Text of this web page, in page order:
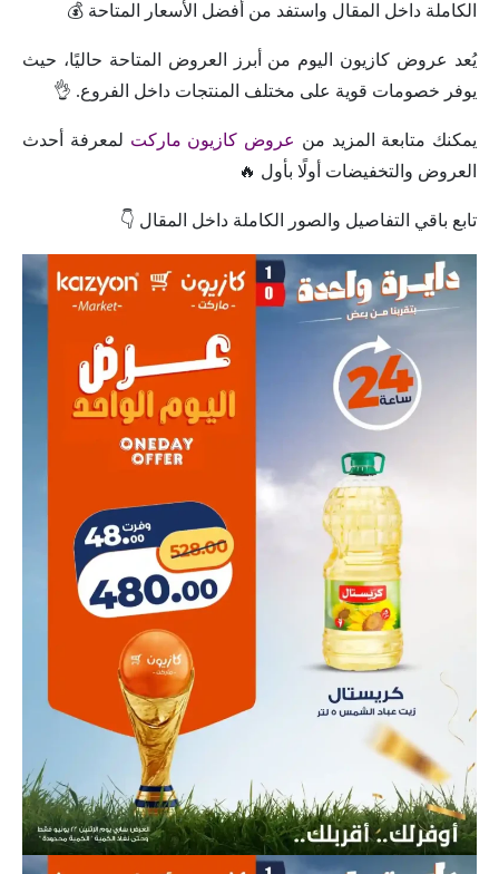
الكاملة داخل المقال واستفد من أفضل الأسعار المتاحة 💰
يُعد عروض كازيون اليوم من أبرز العروض المتاحة حاليًا، حيث
يوفر خصومات قوية على مختلف المنتجات داخل الفروع. 👌
يمكنك متابعة المزيد من عروض كازيون ماركت لمعرفة أحدث
العروض والتخفيضات أولًا بأول 🔥
تابع باقي التفاصيل والصور الكاملة داخل المقال 👇